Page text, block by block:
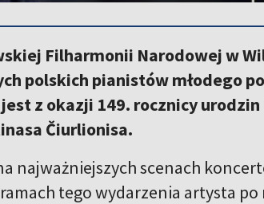
Filharmonii Narodowej w
polskich pianistów młodego
z okazji 149. rocznicy
Čiurlionisa.
najważniejszych scenach
tego wydarzenia artysta po